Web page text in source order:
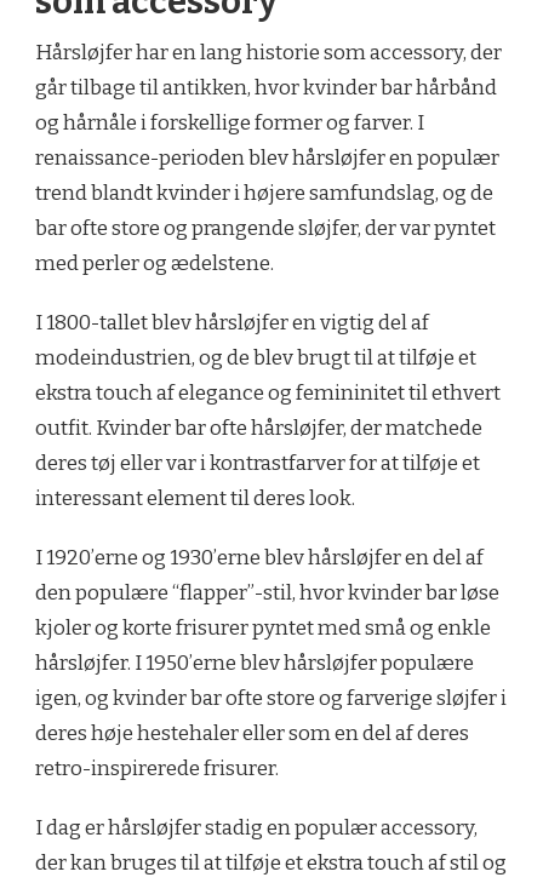
Hårsløjfer har en lang historie som accessory, der
går tilbage til antikken, hvor kvinder bar hårbånd
og hårnåle i forskellige former og farver. I
renaissance-perioden blev hårsløjfer en populær
trend blandt kvinder i højere samfundslag, og de
bar ofte store og prangende sløjfer, der var pyntet
med perler og ædelstene.
I 1800-tallet blev hårsløjfer en vigtig del af
modeindustrien, og de blev brugt til at tilføje et
ekstra touch af elegance og femininitet til ethvert
outfit. Kvinder bar ofte hårsløjfer, der matchede
deres tøj eller var i kontrastfarver for at tilføje et
interessant element til deres look.
I 1920’erne og 1930’erne blev hårsløjfer en del af
den populære “flapper”-stil, hvor kvinder bar løse
kjoler og korte frisurer pyntet med små og enkle
hårsløjfer. I 1950’erne blev hårsløjfer populære
igen, og kvinder bar ofte store og farverige sløjfer i
deres høje hestehaler eller som en del af deres
retro-inspirerede frisurer.
I dag er hårsløjfer stadig en populær accessory,
der kan bruges til at tilføje et ekstra touch af stil og